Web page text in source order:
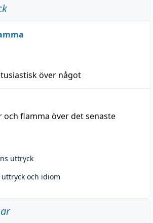
över något
och flamma över det senaste
uttryck
och idiom